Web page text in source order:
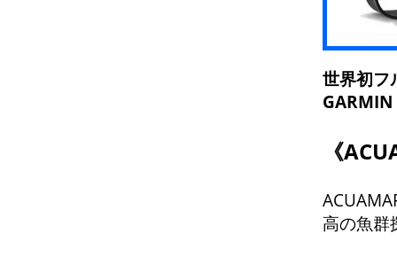
世界初フ
《
高の魚群